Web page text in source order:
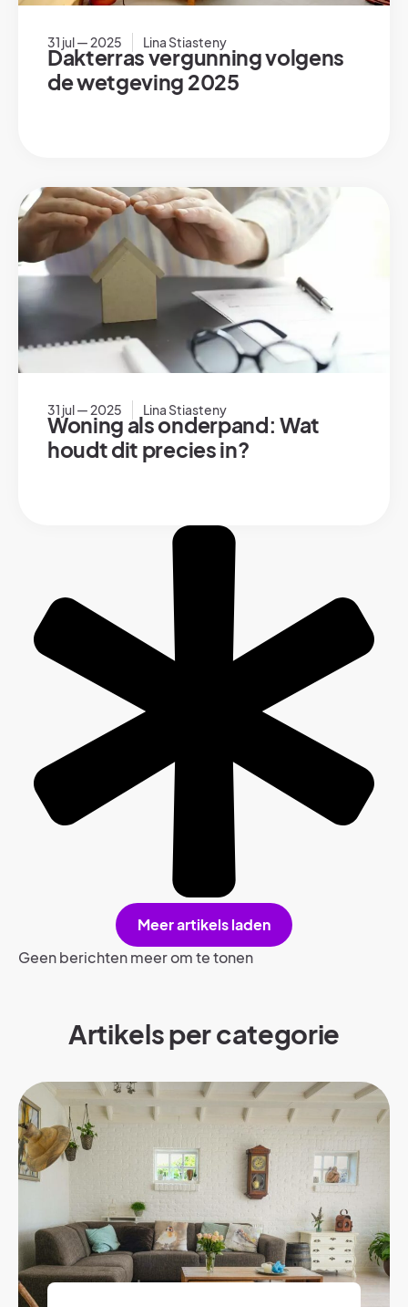
31 jul — 2025 Lina Stiasteny
Dakterras vergunning volgens
de wetgeving 2025
31 jul — 2025 Lina Stiasteny
Woning als onderpand: Wat
houdt dit precies in?
Meer artikels laden
Geen berichten meer om te tonen
Artikels per categorie​